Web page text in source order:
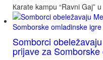
Кarate kampu “Ravni Gaj”
Somborci
prijave za